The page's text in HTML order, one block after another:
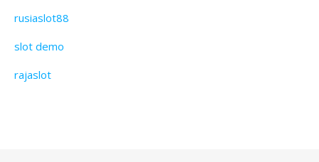
rusiaslot88
slot demo
rajaslot